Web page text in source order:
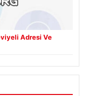
Adresi Ve